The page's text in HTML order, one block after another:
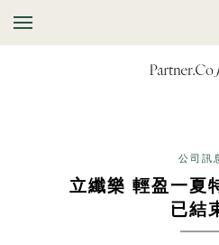
公司訊
立纖樂 輕盈一夏
已結